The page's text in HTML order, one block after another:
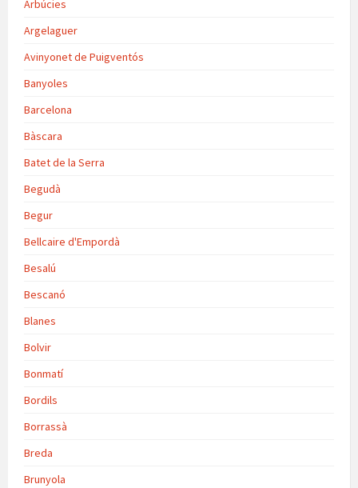
Arbúcies
Argelaguer
Avinyonet de Puigventós
Banyoles
Barcelona
Bàscara
Batet de la Serra
Begudà
Begur
Bellcaire d'Empordà
Besalú
Bescanó
Blanes
Bolvir
Bonmatí
Bordils
Borrassà
Breda
Brunyola